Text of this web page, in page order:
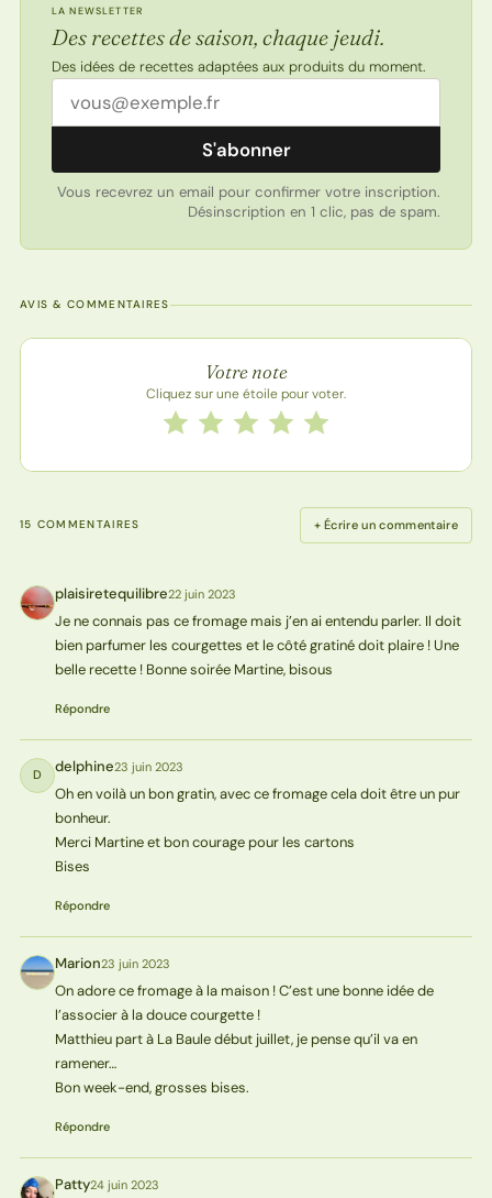
LA NEWSLETTER
Des recettes de saison, chaque jeudi.
Des idées de recettes adaptées aux produits du moment.
Adresse email
S'abonner
Vous recevrez un email pour confirmer votre inscription.
Désinscription en 1 clic, pas de spam.
AVIS & COMMENTAIRES
Note de la recette
Votre note
Cliquez sur une étoile pour voter.
Notez cette recette de 1 à 5 étoiles
5 étoiles
4 étoiles
3 étoiles
2 étoiles
1 étoile
15 COMMENTAIRES + Écrire un commentaire
P plaisiretequilibre22 juin 2023
Je ne connais pas ce fromage mais j’en ai entendu parler. Il doit
bien parfumer les courgettes et le côté gratiné doit plaire ! Une
belle recette ! Bonne soirée Martine, bisous
Répondre
D delphine23 juin 2023
Oh en voilà un bon gratin, avec ce fromage cela doit être un pur
bonheur.
Merci Martine et bon courage pour les cartons
Bises
Répondre
M Marion23 juin 2023
On adore ce fromage à la maison ! C’est une bonne idée de
l’associer à la douce courgette !
Matthieu part à La Baule début juillet, je pense qu’il va en
ramener…
Bon week-end, grosses bises.
Répondre
P Patty24 juin 2023